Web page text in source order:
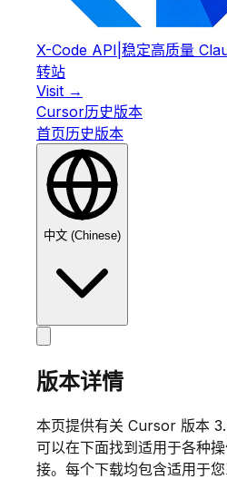
X-Code API 稳定高质量
转站
Visit →
Cursor历史版本
首页历史版本
中文 (Chinese)
版本详情
本页提供有关 Cursor 版本
可以在下面找到适用于各种
接。每个下载均包含适用于